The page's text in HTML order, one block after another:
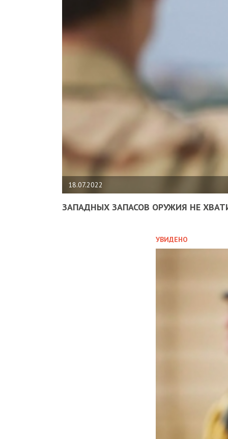
18.07.2022
ЗАПАДНЫХ ЗАПАСОВ ОРУЖИЯ НЕ
УВИДЕНО